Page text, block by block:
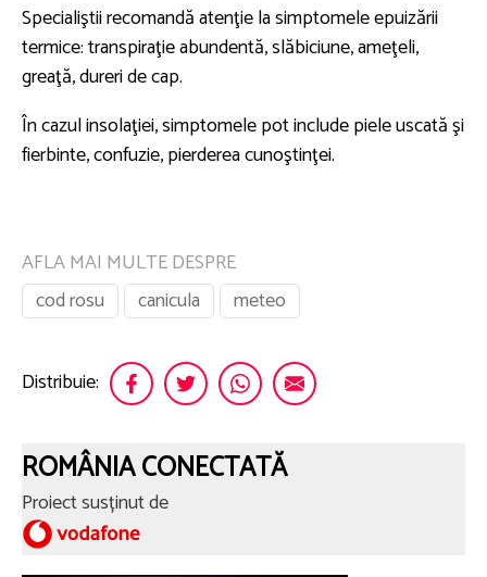
Specialiştii recomandă atenţie la simptomele epuizării
termice: transpiraţie abundentă, slăbiciune, ameţeli,
greaţă, dureri de cap.
În cazul insolaţiei, simptomele pot include piele uscată şi
fierbinte, confuzie, pierderea cunoştinţei.
AFLA MAI MULTE DESPRE
cod rosu
canicula meteo
Distribuie:
ROMÂNIA CONECTATĂ
Proiect susținut de